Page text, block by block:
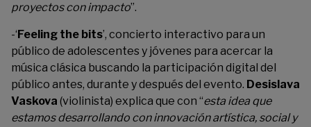
proyectos con impacto”.
-‘Feeling the bits’, concierto interactivo para un
público de adolescentes y jóvenes para acercar la
música clásica buscando la participación digital del
público antes, durante y después del evento. Desislava
Vaskova (violinista) explica que con “esta idea que
estamos desarrollando con innovación artística, social y